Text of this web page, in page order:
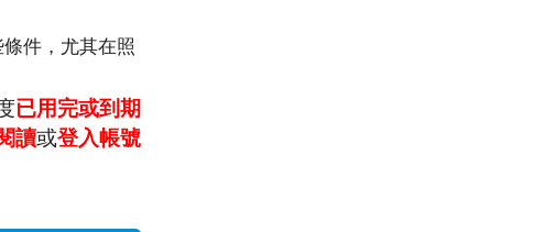
件，尤其在照
已用完或到期
讀或登入帳號